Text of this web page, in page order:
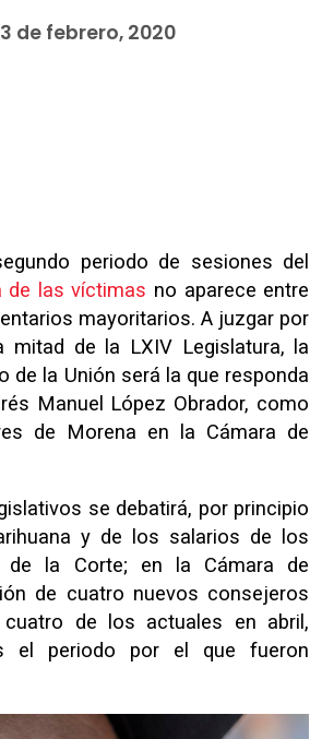
de febrero, 2020
periodo de sesiones del
de las víctimas no aparece entre
mayoritarios. A juzgar por
mitad de la LXIV Legislatura, la
de la Unión será la que responda
Manuel López Obrador, como
de Morena en la Cámara de
se debatirá, por principio
y de los salarios de los
de la Corte; en la Cámara de
de cuatro nuevos consejeros
de los actuales en abril,
el periodo por el que fueron